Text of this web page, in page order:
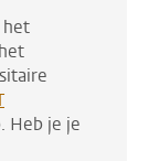
het
Heb je je